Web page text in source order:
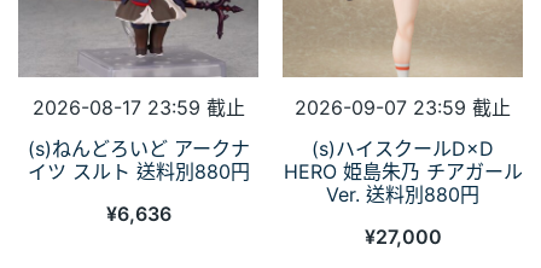
2026-08-17 23:59 截止
(s)ねんどろいど アークナ
イツ スルト 送料別880円
¥6,636
2026-09-07 23:59 截止
(s)ハイスクールD×D
HERO 姫島朱乃 チアガール
Ver. 送料別880円
¥27,000